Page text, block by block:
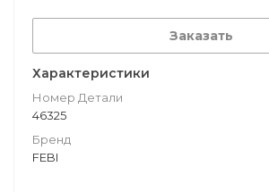
Заказать
Характеристики
Номер Детали
46325
Бренд
FEBI